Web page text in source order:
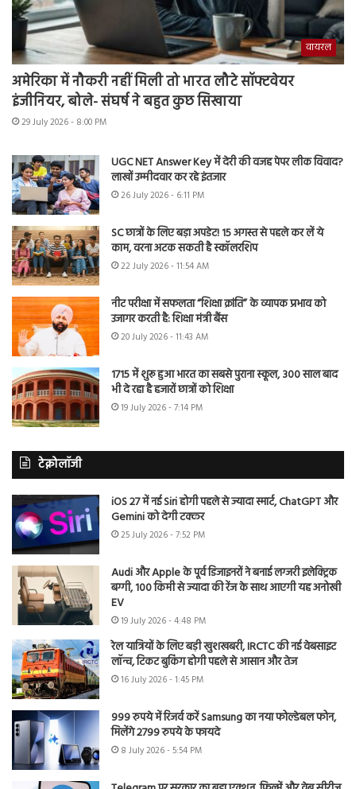
वायरल
अमेरिका में नौकरी नहीं मिली तो भारत लौटे सॉफ्टवेयर
इंजीनियर, बोले- संघर्ष ने बहुत कुछ सिखाया
29 July 2026 - 8:00 PM
UGC NET Answer Key में देरी की वजह पेपर लीक विवाद?
लाखों उम्मीदवार कर रहे इंतजार
26 July 2026 - 6:11 PM
SC छात्रों के लिए बड़ा अपडेट! 15 अगस्त से पहले कर लें ये
काम, वरना अटक सकती है स्कॉलरशिप
22 July 2026 - 11:54 AM
नीट परीक्षा में सफलता “शिक्षा क्रांति” के व्यापक प्रभाव को
उजागर करती है: शिक्षा मंत्री बैंस
20 July 2026 - 11:43 AM
1715 में शुरू हुआ भारत का सबसे पुराना स्कूल, 300 साल बाद
भी दे रहा है हजारों छात्रों को शिक्षा
19 July 2026 - 7:14 PM
टेक्नोलॉजी
iOS 27 में नई Siri होगी पहले से ज्यादा स्मार्ट, ChatGPT और
Gemini को देगी टक्कर
25 July 2026 - 7:52 PM
Audi और Apple के पूर्व डिजाइनरों ने बनाई लग्जरी इलेक्ट्रिक
बग्गी, 100 किमी से ज्यादा की रेंज के साथ आएगी यह अनोखी
EV
19 July 2026 - 4:48 PM
रेल यात्रियों के लिए बड़ी खुशखबरी, IRCTC की नई वेबसाइट
लॉन्च, टिकट बुकिंग होगी पहले से आसान और तेज
16 July 2026 - 1:45 PM
999 रुपये में रिजर्व करें Samsung का नया फोल्डेबल फोन,
मिलेंगे 2799 रुपये के फायदे
8 July 2026 - 5:54 PM